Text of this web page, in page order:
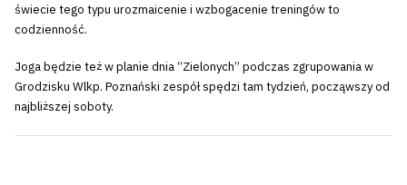
świecie tego typu urozmaicenie i wzbogacenie treningów to
codzienność.
Joga będzie też w planie dnia “Zielonych” podczas zgrupowania w
Grodzisku Wlkp. Poznański zespół spędzi tam tydzień, począwszy od
najbliższej soboty.